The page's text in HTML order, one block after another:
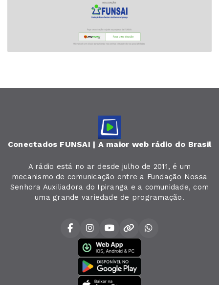
Conectados FUNSAI | A maior web rádio do Brasil
A rádio está no ar desde julho de 2011, é um
mecanismo de comunicação entre a Fundação Nossa
Senhora Auxiliadora do Ipiranga e a comunidade, com
uma grande variedade de programação.